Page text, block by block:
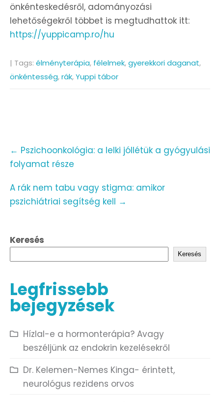
önkénteskedésről, adományozási
lehetőségekről többet is megtudhattok itt:
https://yuppicamp.ro/hu
| Tags: élményterápia, félelmek,gyerekkori daganat,
önkéntesség,rák,Yuppi tábor
Post
navigation
← Pszichoonkológia: a lelki jóllétük a gyógyulási
folyamat része
A rák nem tabu vagy stigma: amikor
pszichiátriai segítség kell →
Keresés
Keresés
Legfrissebb
bejegyzések
Hízlal-e a hormonterápia? Avagy
beszéljünk az endokrin kezelésekről
Dr. Kelemen-Nemes Kinga- érintett,
neurológus rezidens orvos